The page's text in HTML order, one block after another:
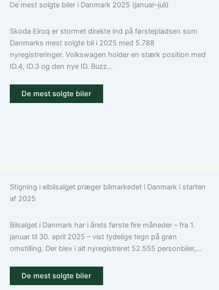
De mest solgte biler i Danmark 2025 (januar–juli)
Skoda Elroq er stormet direkte ind på førstepladsen som
Danmarks mest solgte bil i 2025 med 5.788
nyregistreringer. Volkswagen holder en stærk position med
ID.4, ID.3 og den nye ID. Buzz...
De mest solgte biler
Stigning i elbilsalget præger bilmarkedet i Danmark i starten
af 2025
Bilsalget i Danmark har i årets første fire måneder – fra 1.
januar til 30. april 2025 – vist tydelige tegn på grøn
omstilling. Der blev i alt nyregistreret 52.555 personbiler,...
De mest solgte biler